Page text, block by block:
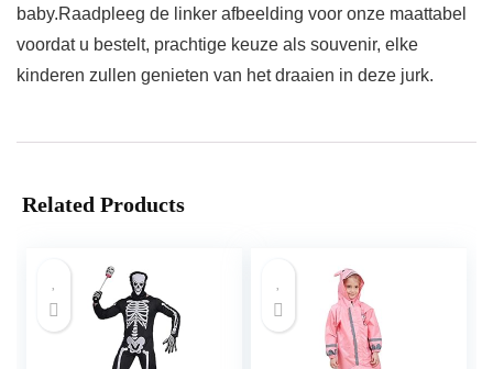
baby.Raadpleeg de linker afbeelding voor onze maattabel
voordat u bestelt, prachtige keuze als souvenir, elke
kinderen zullen genieten van het draaien in deze jurk.
Related Products